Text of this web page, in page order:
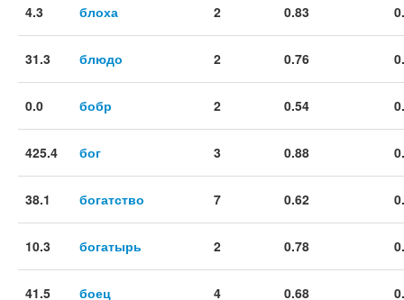
4.3 блоха 2 0.83
31.3 блюдо 2 0.76
0.0 бобр 2 0.54
425.4 бог 3 0.88
38.1 богатство 7 0.62
10.3 богатырь 2 0.78
41.5 боец 4 0.68